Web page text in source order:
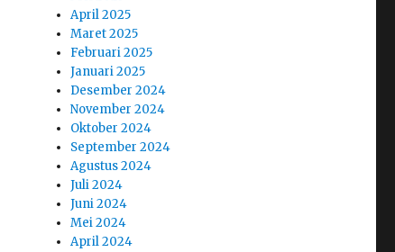
April 2025
Maret 2025
Februari 2025
Januari 2025
Desember 2024
November 2024
Oktober 2024
September 2024
Agustus 2024
Juli 2024
Juni 2024
Mei 2024
April 2024